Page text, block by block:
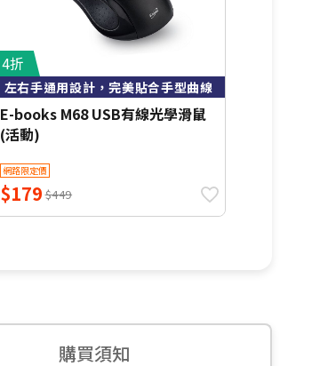
4折
左右手通用設計，完美貼合手型曲線
E-books M68 USB有線光學滑鼠
(活動)
網路限定價
$179$449
購買須知